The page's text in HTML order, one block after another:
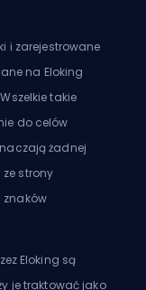
i zarejestrowane
na Eloking
takie
do celów
żadnej
strony
znaków
Eloking są
je traktować jako